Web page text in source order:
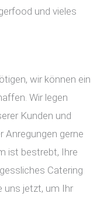
und vieles
wir können ein
Wir legen
Kunden und
Anregungen gerne
ist bestrebt, Ihre
Catering
uns jetzt, um Ihr